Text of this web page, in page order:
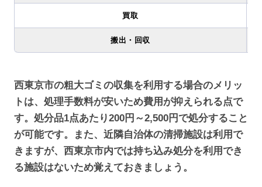
買取
搬出・回収
西東京市の粗大ゴミの収集を利用する場合のメリッ
トは、処理手数料が安いため費用が抑えられる点で
す。処分品1点あたり200円～2,500円で処分すること
が可能です。また、近隣自治体の清掃施設は利用で
きますが、西東京市内では持ち込み処分を利用でき
る施設はないため覚えておきましょう。